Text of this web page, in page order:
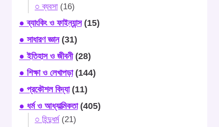
○ ব্যবসা(16)
● ব্যাংকিং ও ফাইন্যান্স(15)
● সাধারণ জ্ঞান(31)
● ইতিহাস ও জীবনী(28)
● শিক্ষা ও লেখাপড়া(144)
● প্রকৌশল বিদ্যা(11)
● ধর্ম ও আধ্যাত্মিকতা(405)
○ হিন্দুধর্ম(21)